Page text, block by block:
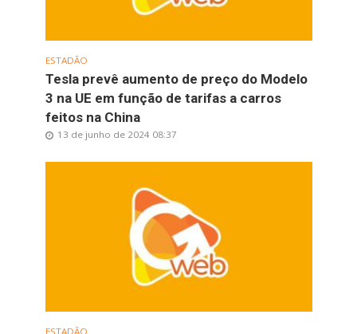
ESTADÃO
Tesla prevê aumento de preço do Modelo
3 na UE em função de tarifas a carros
feitos na China
13 de junho de 2024 08:37
ESTADÃO